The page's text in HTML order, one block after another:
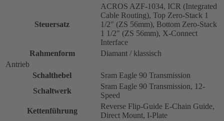
Steuersatz
ACROS AZF-1034, ICR (Integrated
Cable Routing), Top Zero-Stack 1
1/2" (ZS 56mm), Bottom Zero-Stack
1 1/2" (ZS 56mm), X-Connect
Interface
Rahmenform
Diamant / klassisch
Antrieb
Schalthebel
Sram Eagle 90 Transmission
Schaltwerk
Sram Eagle 90 Transmission, 12-
Speed
Kettenführung
Reverse Flip-Guide E-Chain Guide,
Direct Mount, I-Plate